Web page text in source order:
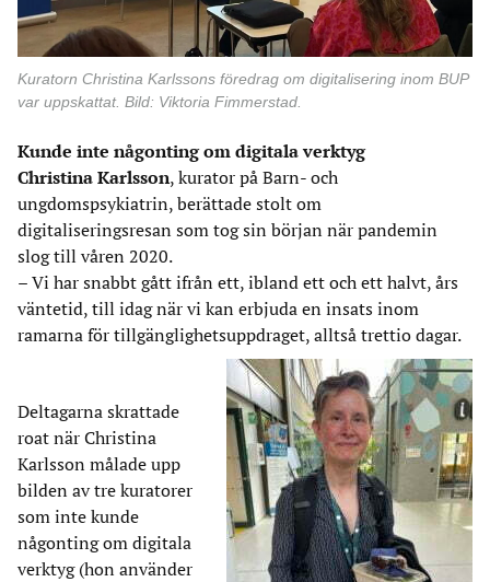
Kuratorn Christina Karlssons föredrag om digitalisering inom BUP
var uppskattat. Bild: Viktoria Fimmerstad.
Kunde inte någonting om digitala verktyg
Christina Karlsson, kurator på Barn- och
ungdomspsykiatrin, berättade stolt om
digitaliseringsresan som tog sin början när pandemin
slog till våren 2020.
– Vi har snabbt gått ifrån ett, ibland ett och ett halvt, års
väntetid, till idag när vi kan erbjuda en insats inom
ramarna för tillgänglighetsuppdraget, alltså trettio dagar.
Deltagarna skrattade
roat när Christina
Karlsson målade upp
bilden av tre kuratorer
som inte kunde
någonting om digitala
verktyg (hon använder